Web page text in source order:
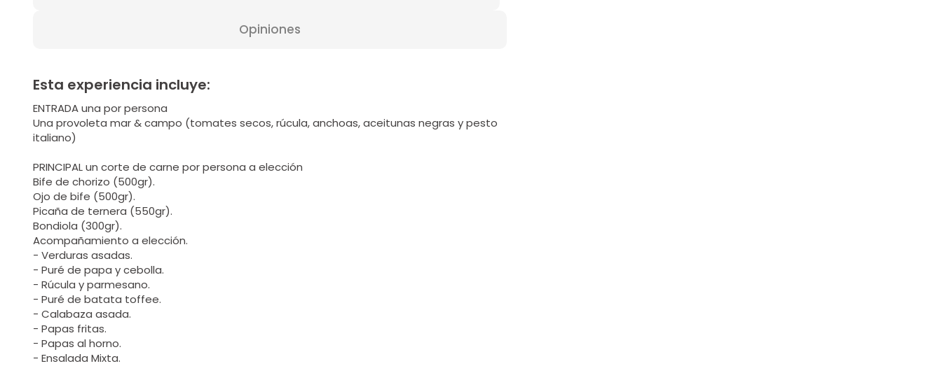
Opiniones
Esta experiencia incluye:
ENTRADA una por persona
Una provoleta mar & campo (tomates secos, rúcula, anchoas, aceitunas negras y pesto
italiano)
PRINCIPAL un corte de carne por persona a elección
Bife de chorizo (500gr).
Ojo de bife (500gr).
Picaña de ternera (550gr).
Bondiola (300gr).
Acompañamiento a elección.
- Verduras asadas.
- Puré de papa y cebolla.
- Rúcula y parmesano.
- Puré de batata toffee.
- Calabaza asada.
- Papas fritas.
- Papas al horno.
- Ensalada Mixta.